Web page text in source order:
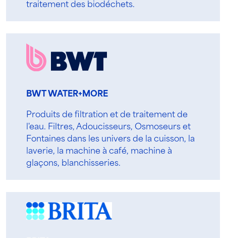
traitement des biodéchets.
BWT WATER+MORE
Produits de filtration et de traitement de
l'eau. Filtres, Adoucisseurs, Osmoseurs et
Fontaines dans les univers de la cuisson, la
laverie, la machine à café, machine à
glaçons, blanchisseries.